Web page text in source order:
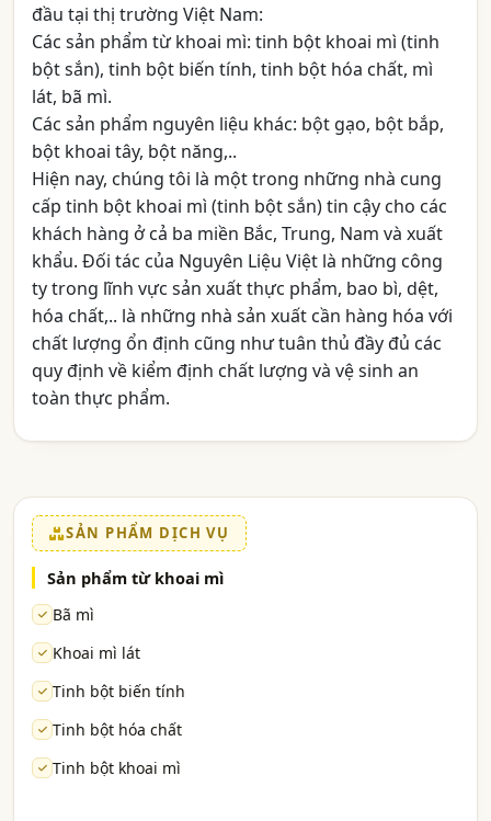
đầu tại thị trường Việt Nam:
Các sản phẩm từ khoai mì: tinh bột khoai mì (tinh
bột sắn), tinh bột biến tính, tinh bột hóa chất, mì
lát, bã mì.
Các sản phẩm nguyên liệu khác: bột gạo, bột bắp,
bột khoai tây, bột năng,..
Hiện nay, chúng tôi là một trong những nhà cung
cấp tinh bột khoai mì (tinh bột sắn) tin cậy cho các
khách hàng ở cả ba miền Bắc, Trung, Nam và xuất
khẩu. Đối tác của Nguyên Liệu Việt là những công
ty trong lĩnh vực sản xuất thực phẩm, bao bì, dệt,
hóa chất,.. là những nhà sản xuất cần hàng hóa với
chất lượng ổn định cũng như tuân thủ đầy đủ các
quy định về kiểm định chất lượng và vệ sinh an
toàn thực phẩm.
SẢN PHẨM DỊCH VỤ
Sản phẩm từ khoai mì
Bã mì
Khoai mì lát
Tinh bột biến tính
Tinh bột hóa chất
Tinh bột khoai mì